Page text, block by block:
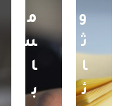
و
ث
ا
ئ
م
س
ا
ب